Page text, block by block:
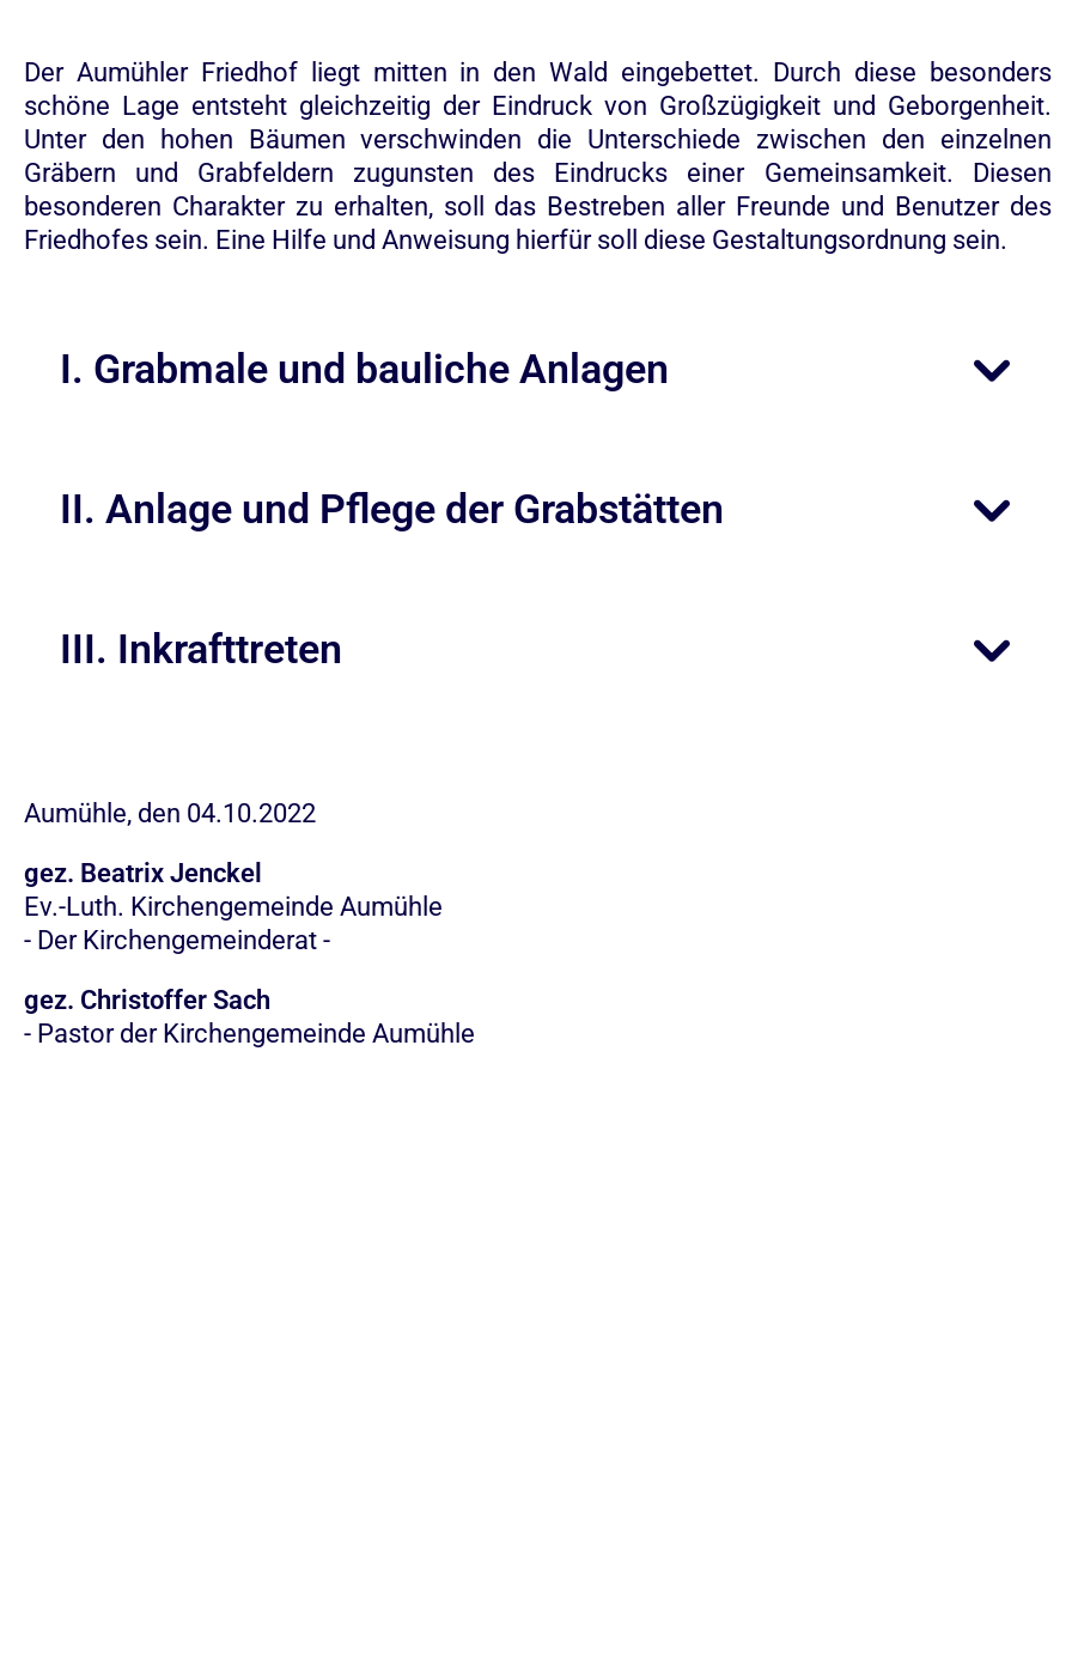
Der Aumühler Friedhof liegt mitten in den Wald eingebettet. Durch diese besonders
schöne Lage entsteht gleichzeitig der Eindruck von Großzügigkeit und Geborgenheit.
Unter den hohen Bäumen verschwinden die Unterschiede zwischen den einzelnen
Gräbern und Grabfeldern zugunsten des Eindrucks einer Gemeinsamkeit. Diesen
besonderen Charakter zu erhalten, soll das Bestreben aller Freunde und Benutzer des
Friedhofes sein. Eine Hilfe und Anweisung hierfür soll diese Gestaltungsordnung sein.
I. Grabmale und bauliche Anlagen
II. Anlage und Pflege der Grabstätten
III. Inkrafttreten
Aumühle, den 04.10.2022
gez. Beatrix Jenckel
Ev.-Luth. Kirchengemeinde Aumühle
- Der Kirchengemeinderat -
gez. Christoffer Sach
- Pastor der Kirchengemeinde Aumühle